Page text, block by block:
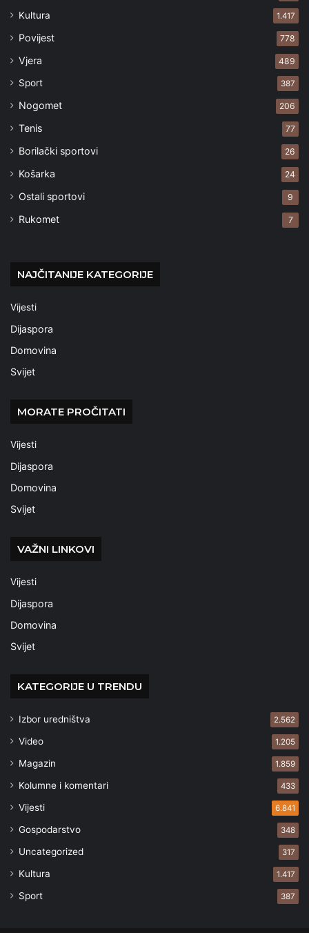
Kultura 1.417
Povijest 778
Vjera 489
Sport 387
Nogomet 206
Tenis 77
Borilački sportovi 26
Košarka 24
Ostali sportovi 9
Rukomet 7
NAJČITANIJE KATEGORIJE
Vijesti
Dijaspora
Domovina
Svijet
MORATE PROČITATI
Vijesti
Dijaspora
Domovina
Svijet
VAŽNI LINKOVI
Vijesti
Dijaspora
Domovina
Svijet
KATEGORIJE U TRENDU
Izbor uredništva 2.562
Video 1.205
Magazin 1.859
Kolumne i komentari 433
Vijesti 6.841
Gospodarstvo 348
Uncategorized 317
Kultura 1.417
Sport 387